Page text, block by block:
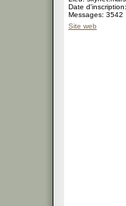
Date
Messages: 3542
Site web